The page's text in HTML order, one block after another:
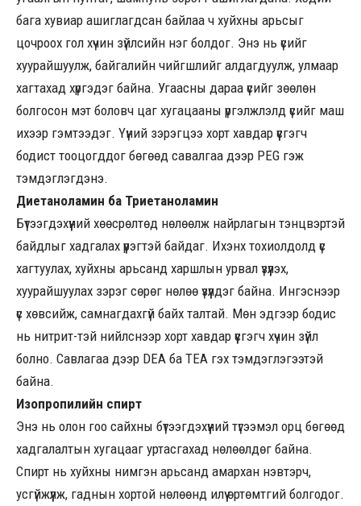
бага хувиар ашиглагдсан байлаа ч хуйхны арьсыг
цочроох гол хүчин зүйлсийн нэг болдог. Энэ нь үсийг
хуурайшуулж, байгалийн чийгшлийг алдагдуулж, улмаар
хагтахад хүргэдэг байна. Угаасны дараа үсийг зөөлөн
болгосон мэт боловч цаг хугацааны үргэлжлэлд үсийг маш
ихээр гэмтээдэг. Үүний зэрэгцээ хорт хавдар үүсгэгч
бодист тооцогддог бөгөөд савалгаа дээр PEG гэж
тэмдэглэгдэнэ.
Диетаноламин ба Триетаноламин
Бүтээгдэхүүний хөөсрөлтөд нөлөөлж найрлагын тэнцвэртэй
байдлыг хадгалах үүрэгтэй байдаг. Ихэнх тохиолдолд үс
хагтуулах, хуйхны арьсанд харшлын урвал үзүүлэх,
хуурайшуулах зэрэг сөрөг нөлөө үзүүлдэг байна. Ингэснээр
үс хөвсийж, самнагдахгүй байх талтай. Мөн эдгээр бодис
нь нитрит-тэй нийлснээр хорт хавдар үүсгэгч хүчин зүйл
болно. Савлагаа дээр DEA ба TEA гэх тэмдэглэгээтэй
байна.
Изопропилийн спирт
Энэ нь олон гоо сайхны бүтээгдэхүүний түгээмэл орц бөгөөд
хадгалалтын хугацааг уртасгахад нөлөөлдөг байна.
Спирт нь хуйхны нимгэн арьсанд амархан нэвтэрч,
усгүйжүүлж, гаднын хортой нөлөөнд илүү өртөмтгий болгодог.